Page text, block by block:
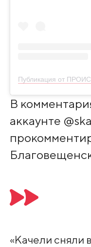
В
аккаунте
«Качели сняли